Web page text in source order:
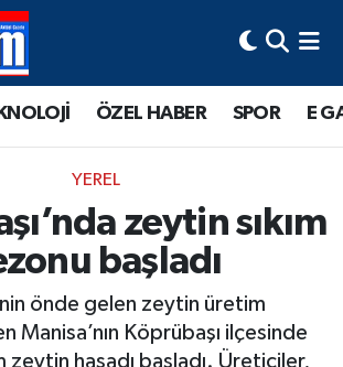
ÖZEL HABER SPOR E
YEREL
zeytin sıkım
başladı
önde gelen zeytin üretim
Manisa’nın Köprübaşı ilçesinde
zeytin hasadı başladı. Üreticiler,
Durumu
Haberleri